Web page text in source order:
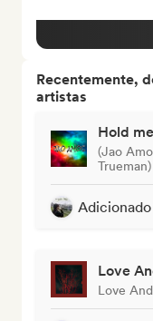
Recentemente,
artistas
Hold me
(Jao
Trueman)
Love
Love